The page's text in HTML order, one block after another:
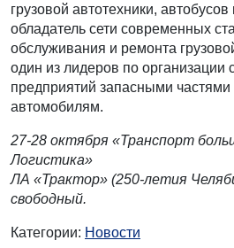
грузовой автотехники, автобусов
обладатель сети современных
обслуживания и ремонта
один из лидеров по организации
предприятий запасными частями
автомобилям.
27-28 октября «Транспорт
Логистика»
ЛА «Трактор» (250-летия
свободный.
Категории: Новости